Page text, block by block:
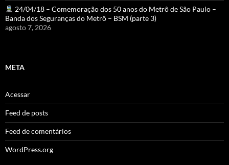
24/04/18 – Comemoração dos 50 anos do Metrô de São Paulo –
Banda dos Seguranças do Metrô – BSM (parte 3)
agosto 7, 2026
META
Acessar
Feed de posts
Feed de comentários
WordPress.org